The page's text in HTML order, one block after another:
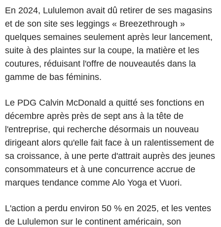
En 2024, Lululemon avait dû retirer de ses magasins
et de son site ses leggings « Breezethrough »
quelques semaines seulement après leur lancement,
suite à des plaintes sur la coupe, la matière et les
coutures, réduisant l'offre de nouveautés dans la
gamme de bas féminins.
Le PDG Calvin McDonald a quitté ses fonctions en
décembre après près de sept ans à la tête de
l'entreprise, qui recherche désormais un nouveau
dirigeant alors qu'elle fait face à un ralentissement de
sa croissance, à une perte d'attrait auprès des jeunes
consommateurs et à une concurrence accrue de
marques tendance comme Alo Yoga et Vuori.
L'action a perdu environ 50 % en 2025, et les ventes
de Lululemon sur le continent américain, son